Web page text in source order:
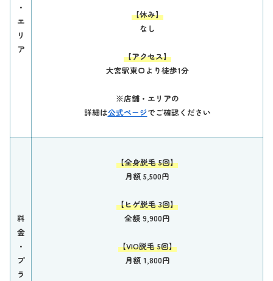
・
エ
リ
ア
【休み】
なし
【アクセス】
大宮駅東口より徒歩1分
※店舗・エリアの
詳細は公式ページでご確認ください
料
金
・
プ
ラ
【全身脱毛 5回】
月額 5,500円
【ヒゲ脱毛 3回】
全額 9,900円
【VIO脱毛 5回】
月額 1,800円